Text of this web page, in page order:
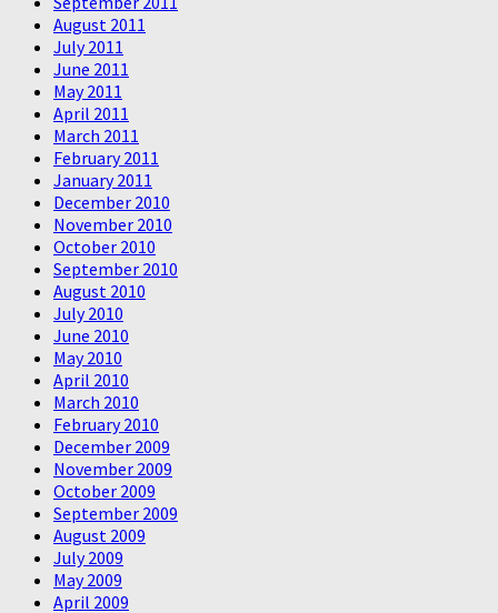
August 2011
July 2011
June 2011
May 2011
April 2011
March 2011
February 2011
January 2011
December 2010
November 2010
October 2010
September 2010
August 2010
July 2010
June 2010
May 2010
April 2010
March 2010
February 2010
December 2009
November 2009
October 2009
September 2009
August 2009
July 2009
May 2009
April 2009